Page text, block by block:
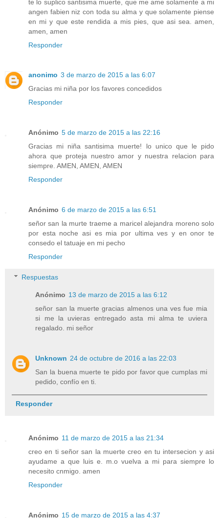
te lo suplico santisima muerte, que me ame solamente a mi
angen fabien niz con toda su alma y que solamente piense
en mi y que este rendida a mis pies, que asi sea. amen,
amen, amen
Responder
anonimo 3 de marzo de 2015 a las 6:07
Gracias mi niña por los favores concedidos
Responder
Anónimo 5 de marzo de 2015 a las 22:16
Gracias mi niña santisima muerte! lo unico que le pido
ahora que proteja nuestro amor y nuestra relacion para
siempre. AMEN, AMEN, AMEN
Responder
Anónimo 6 de marzo de 2015 a las 6:51
señor san la murte traeme a maricel alejandra moreno solo
por esta noche asi es mia por ultima ves y en onor te
consedo el tatuaje en mi pecho
Responder
Respuestas
Anónimo 13 de marzo de 2015 a las 6:12
señor san la muerte gracias almenos una ves fue mia
si me la uvieras entregado asta mi alma te uviera
regalado. mi señor
Unknown 24 de octubre de 2016 a las 22:03
San la buena muerte te pido por favor que cumplas mi
pedido, confío en ti.
Responder
Anónimo 11 de marzo de 2015 a las 21:34
creo en ti señor san la muerte creo en tu intersecion y asi
ayudame a que luis e. m.o vuelva a mi para siempre lo
necesito cnmigo. amen
Responder
Anónimo 15 de marzo de 2015 a las 4:37